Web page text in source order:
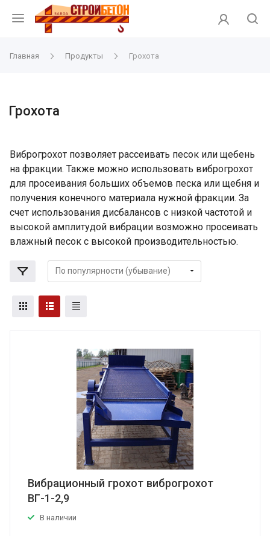
Главная Продукты Грохота
Грохота
Виброгрохот позволяет рассеивать песок или щебень
на фракции. Также можно использовать виброгрохот
для просеивания больших объемов песка или щебня и
получения конечного материала нужной фракции. За
счет использования дисбалансов с низкой частотой и
высокой амплитудой вибрации возможно просеивать
влажный песок с высокой производительностью.
Вибрационный грохот виброгрохот
ВГ-1-2,9
В наличии